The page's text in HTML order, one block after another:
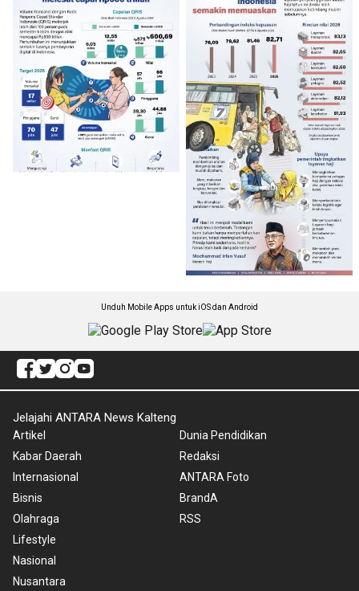
Unduh Mobile Apps untuk iOS dan Android
Jelajahi ANTARA News Kalteng
Artikel
Kabar Daerah
Internasional
Bisnis
Olahraga
Lifestyle
Nasional
Nusantara
Dunia Pendidikan
Redaksi
ANTARA Foto
BrandA
RSS